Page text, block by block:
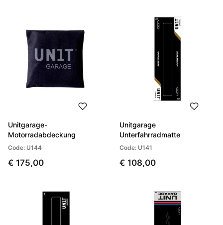
Unitgarage-
Motorradabdeckung
Code: U144
€ 175,00
Unitgarage
Unterfahrradmatte
Code: U141
€ 108,00